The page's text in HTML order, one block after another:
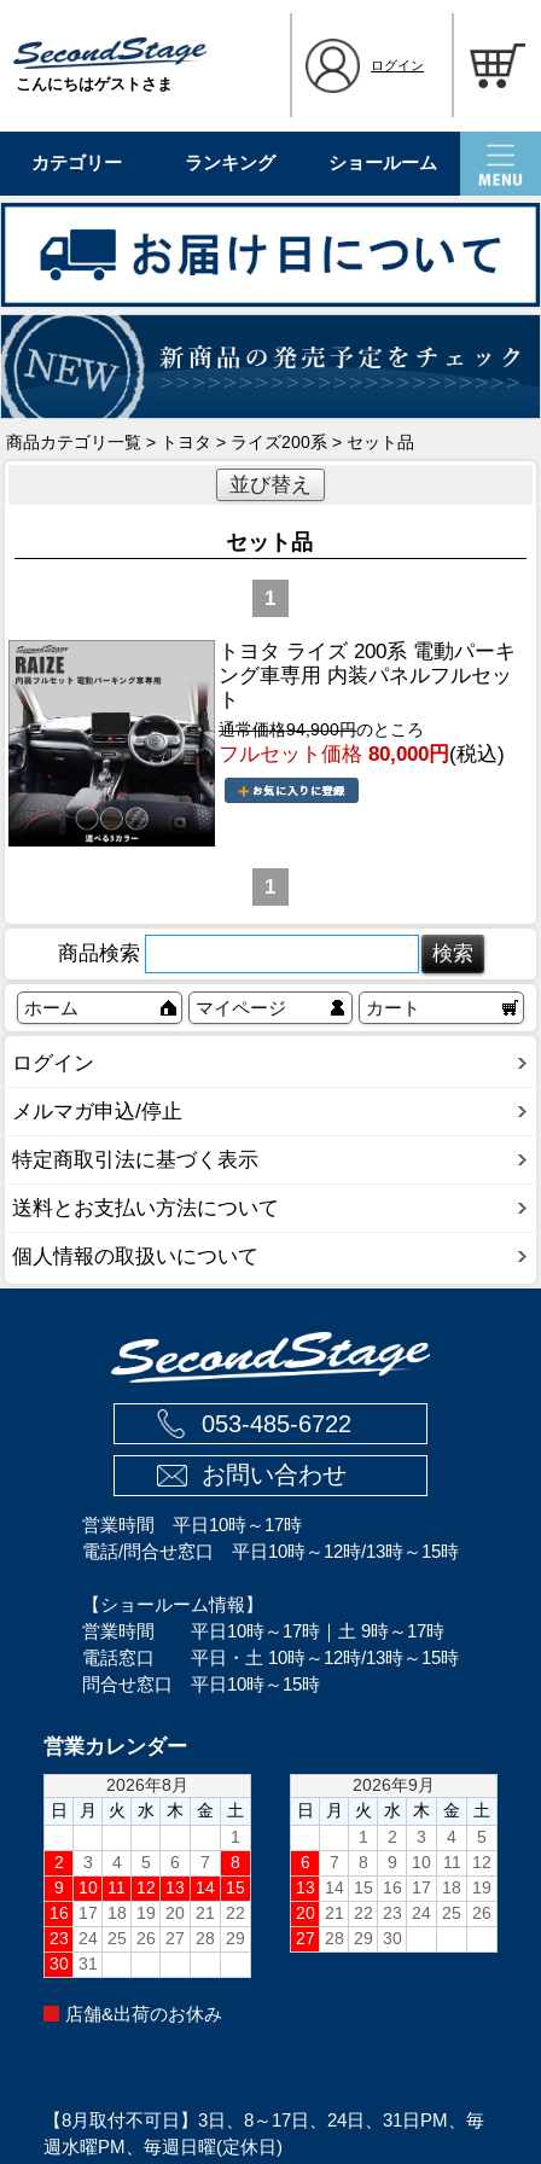
こんにちはゲストさま
ログイン
カテゴリー ランキング ショールーム
商品カテゴリ一覧 > トヨタ > ライズ200系 > セット品
並び替え
セット品
1
トヨタ ライズ 200系 電動パーキ
ング車専用 内装パネルフルセッ
ト
通常価格94,900円のところ
フルセット価格 80,000円 (税込)
1
商品検索
ホーム マイページ カート
ログイン
メルマガ申込/停止
特定商取引法に基づく表示
送料とお支払い方法について
個人情報の取扱いについて
053-485-6722
お問い合わせ
営業時間 平日10時～17時
電話/問合せ窓口 平日10時～12時/13時～15時
【ショールーム情報】
営業時間 平日10時～17時｜土 9時～17時
電話窓口 平日・土 10時～12時/13時～15時
問合せ窓口 平日10時～15時
営業カレンダー
店舗&出荷のお休み
【8月取付不可日】3日、8～17日、24日、31日PM、毎
週水曜PM、毎週日曜(定休日)